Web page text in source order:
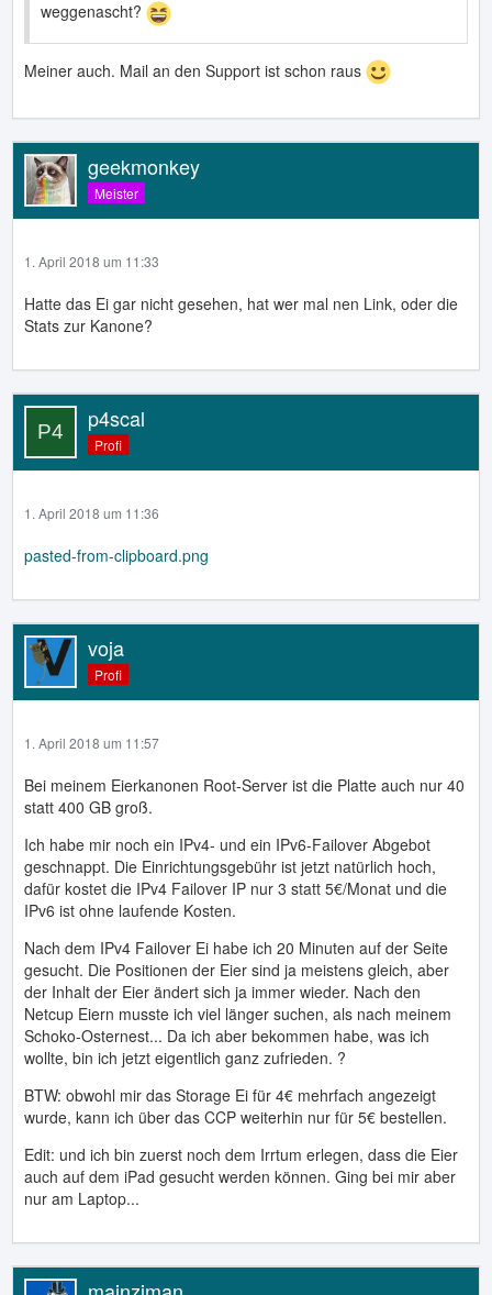
weggenascht?
Meiner auch. Mail an den Support ist schon raus
geekmonkey
Meister
1. April 2018 um 11:33
Hatte das Ei gar nicht gesehen, hat wer mal nen Link, oder die
Stats zur Kanone?
p4scal
Profi
1. April 2018 um 11:36
pasted-from-clipboard.png
voja
Profi
1. April 2018 um 11:57
Bei meinem Eierkanonen Root-Server ist die Platte auch nur 40
statt 400 GB groß.
Ich habe mir noch ein IPv4- und ein IPv6-Failover Abgebot
geschnappt. Die Einrichtungsgebühr ist jetzt natürlich hoch,
dafür kostet die IPv4 Failover IP nur 3 statt 5€/Monat und die
IPv6 ist ohne laufende Kosten.
Nach dem IPv4 Failover Ei habe ich 20 Minuten auf der Seite
gesucht. Die Positionen der Eier sind ja meistens gleich, aber
der Inhalt der Eier ändert sich ja immer wieder. Nach den
Netcup Eiern musste ich viel länger suchen, als nach meinem
Schoko-Osternest... Da ich aber bekommen habe, was ich
wollte, bin ich jetzt eigentlich ganz zufrieden. ?
BTW: obwohl mir das Storage Ei für 4€ mehrfach angezeigt
wurde, kann ich über das CCP weiterhin nur für 5€ bestellen.
Edit: und ich bin zuerst noch dem Irrtum erlegen, dass die Eier
auch auf dem iPad gesucht werden können. Ging bei mir aber
nur am Laptop...